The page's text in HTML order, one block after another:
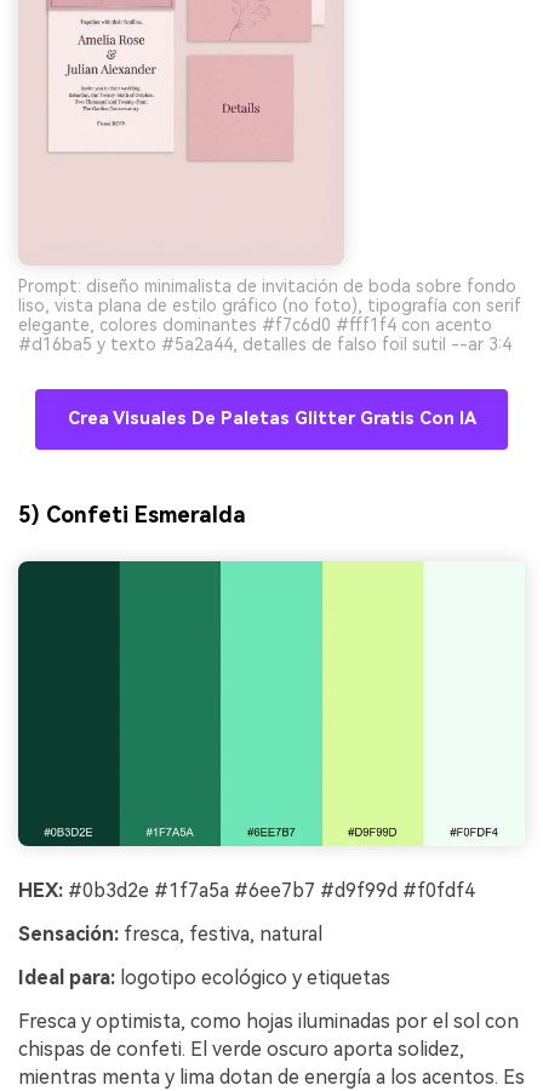
Prompt: diseño minimalista de invitación de boda sobre fondo
liso, vista plana de estilo gráfico (no foto), tipografía con serif
elegante, colores dominantes #f7c6d0 #fff1f4 con acento
#d16ba5 y texto #5a2a44, detalles de falso foil sutil --ar 3:4
Crea Visuales De Paletas Glitter Gratis Con IA
5) Confeti Esmeralda
HEX: #0b3d2e #1f7a5a #6ee7b7 #d9f99d #f0fdf4
Sensación: fresca, festiva, natural
Ideal para: logotipo ecológico y etiquetas
Fresca y optimista, como hojas iluminadas por el sol con
chispas de confeti. El verde oscuro aporta solidez,
mientras menta y lima dotan de energía a los acentos. Es